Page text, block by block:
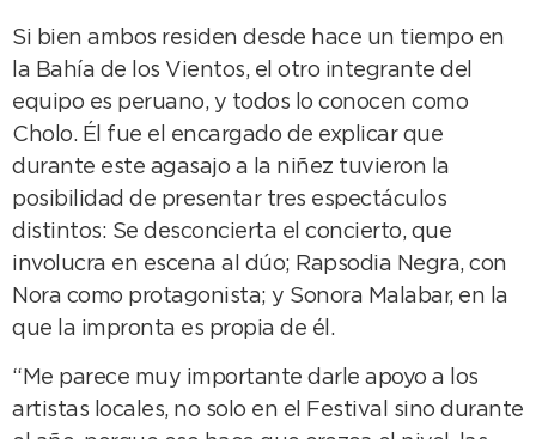
Si bien ambos residen desde hace un tiempo en
la Bahía de los Vientos, el otro integrante del
equipo es peruano, y todos lo conocen como
Cholo. Él fue el encargado de explicar que
durante este agasajo a la niñez tuvieron la
posibilidad de presentar tres espectáculos
distintos: Se desconcierta el concierto, que
involucra en escena al dúo; Rapsodia Negra, con
Nora como protagonista; y Sonora Malabar, en la
que la impronta es propia de él.
“Me parece muy importante darle apoyo a los
artistas locales, no solo en el Festival sino durante